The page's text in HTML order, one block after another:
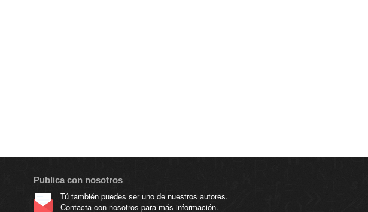
Publica con nosotros
Tú también puedes ser uno de nuestros autores.
Contacta con nosotros para más información.